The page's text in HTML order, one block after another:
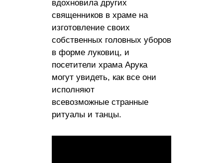
вдохновила других
священников в храме на
изготовление своих
собственных головных уборов
в форме луковиц, и
посетители храма Арука
могут увидеть, как все они
исполняют
всевозможные странные
ритуалы и танцы.